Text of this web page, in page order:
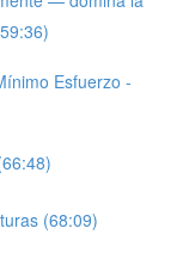
Esfuerzo -
(68:09)